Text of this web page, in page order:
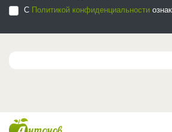
С Политикой конфиденциальности